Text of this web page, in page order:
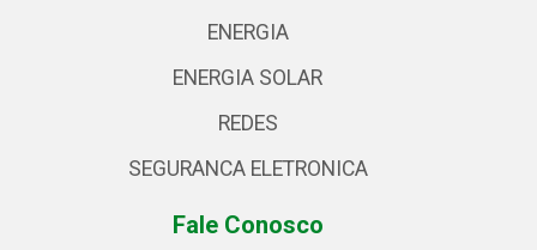
ENERGIA
ENERGIA SOLAR
REDES
SEGURANCA ELETRONICA
Fale Conosco